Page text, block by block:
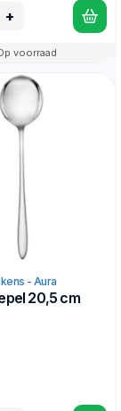
+
voorraad
- Aura
20,5 cm